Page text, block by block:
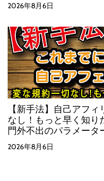
2026年8月6日
【新手法】自己アフ
なし！もっと早く知り
門外不出のパラメータ
り！！
2026年8月6日